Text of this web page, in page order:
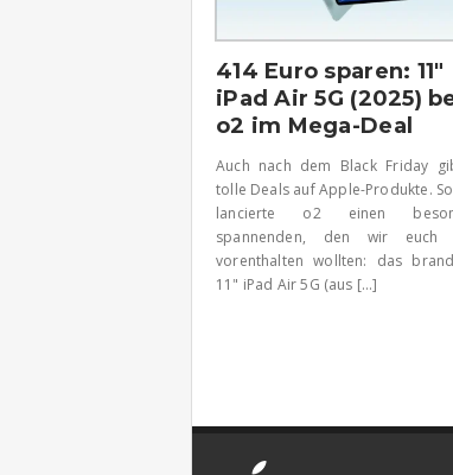
414 Euro sparen: 11″
iPad Air 5G (2025)
o2 im Mega-Deal
Auch nach dem Black Friday
tolle Deals auf Apple-Produkte.
lancierte o2 einen
spannenden, den wir euch
vorenthalten wollten: das
11" iPad Air 5G (aus [...]